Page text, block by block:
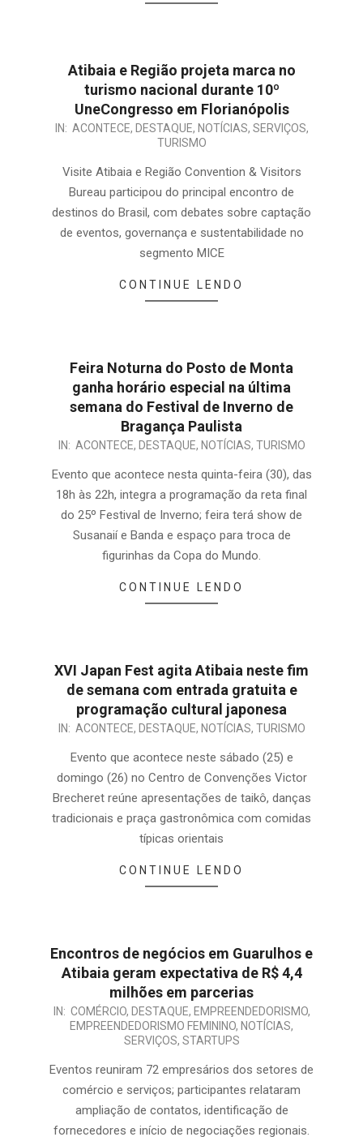
Atibaia e Região projeta marca no
turismo nacional durante 10º
UneCongresso em Florianópolis
IN: ACONTECE, DESTAQUE, NOTÍCIAS, SERVIÇOS,
TURISMO
Visite Atibaia e Região Convention & Visitors
Bureau participou do principal encontro de
destinos do Brasil, com debates sobre captação
de eventos, governança e sustentabilidade no
segmento MICE
CONTINUE LENDO
Feira Noturna do Posto de Monta
ganha horário especial na última
semana do Festival de Inverno de
Bragança Paulista
IN: ACONTECE, DESTAQUE, NOTÍCIAS, TURISMO
Evento que acontece nesta quinta-feira (30), das
18h às 22h, integra a programação da reta final
do 25º Festival de Inverno; feira terá show de
Susanaií e Banda e espaço para troca de
figurinhas da Copa do Mundo.
CONTINUE LENDO
XVI Japan Fest agita Atibaia neste fim
de semana com entrada gratuita e
programação cultural japonesa
IN: ACONTECE, DESTAQUE, NOTÍCIAS, TURISMO
Evento que acontece neste sábado (25) e
domingo (26) no Centro de Convenções Victor
Brecheret reúne apresentações de taikô, danças
tradicionais e praça gastronômica com comidas
típicas orientais
CONTINUE LENDO
Encontros de negócios em Guarulhos e
Atibaia geram expectativa de R$ 4,4
milhões em parcerias
IN: COMÉRCIO, DESTAQUE, EMPREENDEDORISMO,
EMPREENDEDORISMO FEMININO, NOTÍCIAS,
SERVIÇOS, STARTUPS
Eventos reuniram 72 empresários dos setores de
comércio e serviços; participantes relataram
ampliação de contatos, identificação de
fornecedores e início de negociações regionais.